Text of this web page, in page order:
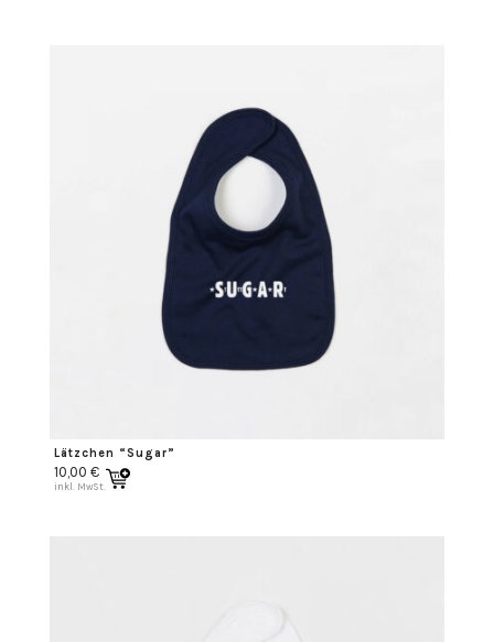
Lätzchen “Sugar”
10,00 €
inkl. MwSt.